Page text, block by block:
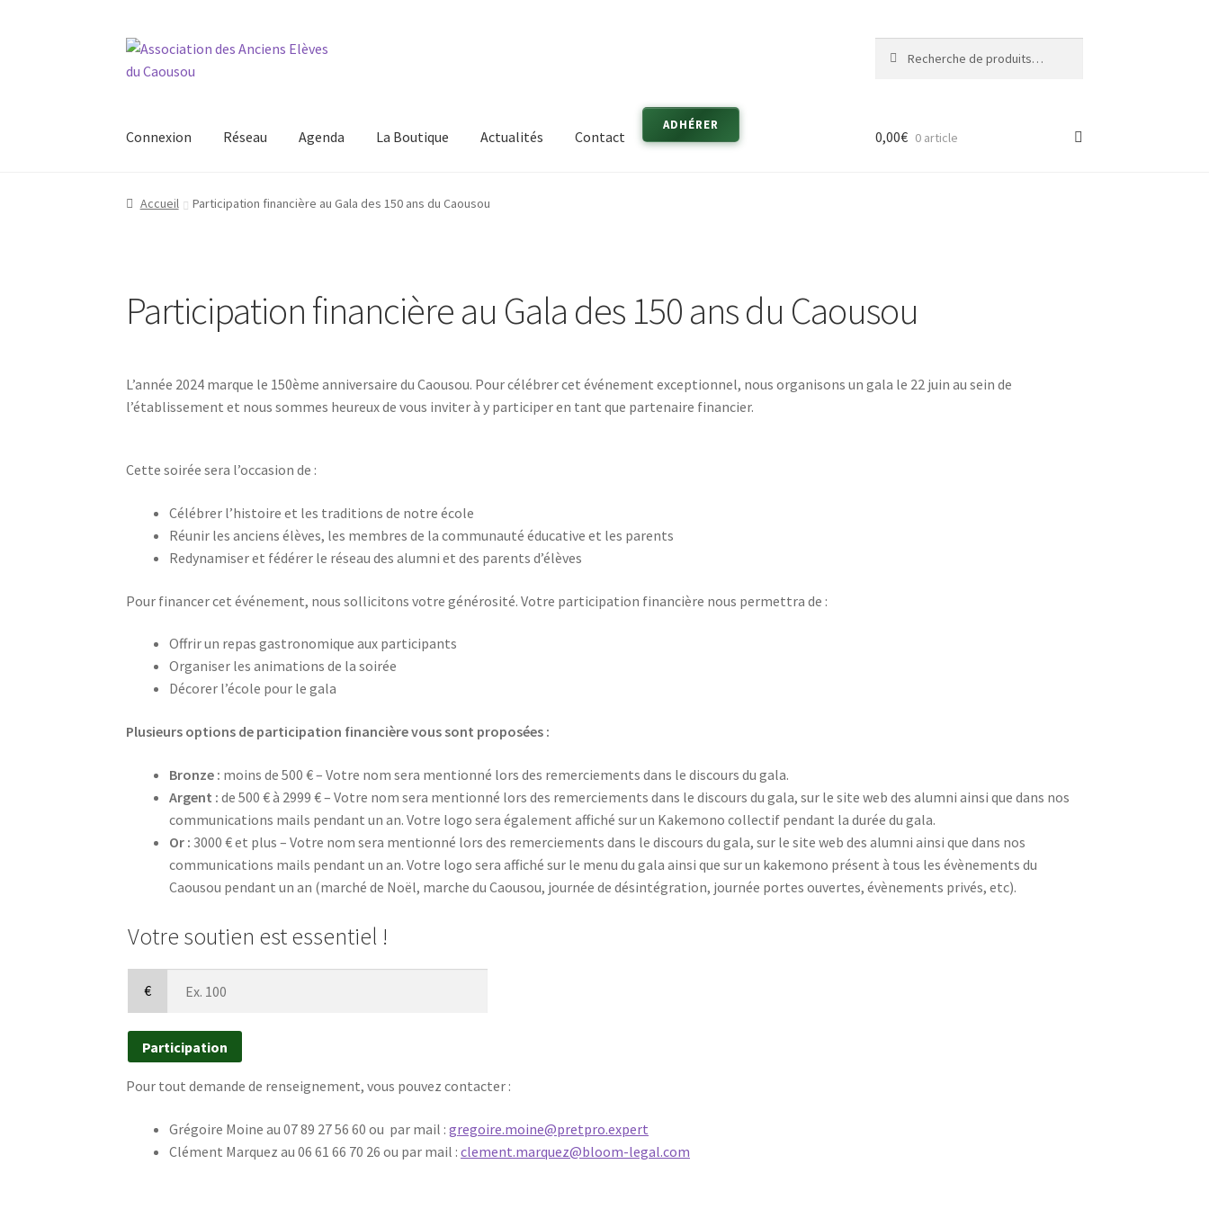
Aller
à
Aller
au
pour :
Connexion Réseau Agenda La Boutique Actualités Contact
ADHÉRER
0,00€ 0 article
Accueil Participation financière au Gala des 150 ans du Caousou
Participation financière au Gala des 150 ans du Caousou
L’année 2024 marque le 150ème anniversaire du Caousou. Pour célébrer cet événement exceptionnel, nous organisons un gala le 22 juin au sein de
l’établissement et nous sommes heureux de vous inviter à y participer en tant que partenaire financier.
Cette soirée sera l’occasion de :
Célébrer l’histoire et les traditions de notre école
Réunir les anciens élèves, les membres de la communauté éducative et les parents
Redynamiser et fédérer le réseau des alumni et des parents d’élèves
Pour financer cet événement, nous sollicitons votre générosité. Votre participation financière nous permettra de :
Offrir un repas gastronomique aux participants
Organiser les animations de la soirée
Décorer l’école pour le gala
Plusieurs options de participation financière vous sont proposées :
Bronze : moins de 500 € – Votre nom sera mentionné lors des remerciements dans le discours du gala.
Argent : de 500 € à 2999 € – Votre nom sera mentionné lors des remerciements dans le discours du gala, sur le site web des alumni ainsi que dans nos
communications mails pendant un an. Votre logo sera également affiché sur un Kakemono collectif pendant la durée du gala.
Or : 3000 € et plus – Votre nom sera mentionné lors des remerciements dans le discours du gala, sur le site web des alumni ainsi que dans nos
communications mails pendant un an. Votre logo sera affiché sur le menu du gala ainsi que sur un kakemono présent à tous les évènements du
Caousou pendant un an (marché de Noël, marche du Caousou, journée de désintégration, journée portes ouvertes, évènements privés, etc).
Votre soutien est essentiel !
€
Participation
Pour tout demande de renseignement, vous pouvez contacter :
Grégoire Moine au 07 89 27 56 60 ou par mail :gregoire.moine@pretpro.expert
Clément Marquez au 06 61 66 70 26 ou par mail :clement.marquez@bloom-legal.com